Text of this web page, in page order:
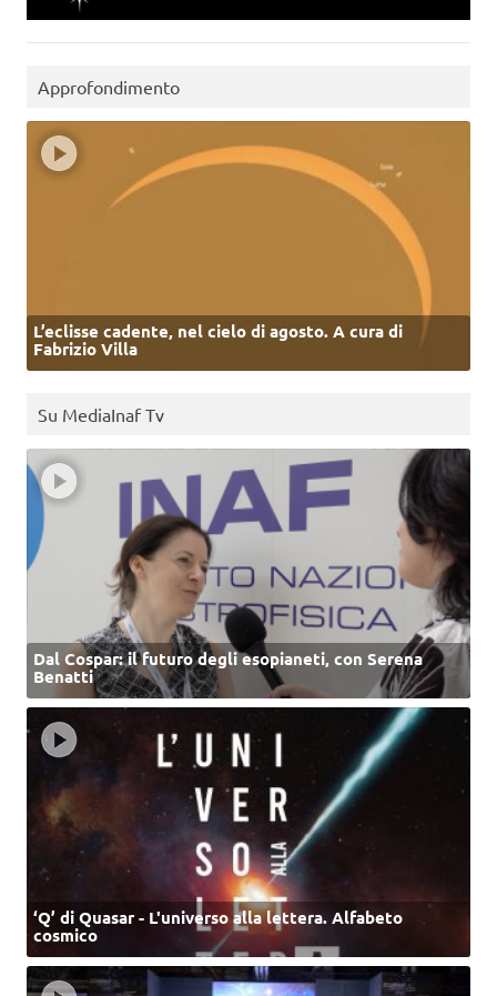
Approfondimento
L’eclisse cadente, nel cielo di agosto. A cura di
Fabrizio Villa
Su MediaInaf Tv
Dal Cospar: il futuro degli esopianeti, con Serena
Benatti
‘Q’ di Quasar - L'universo alla lettera. Alfabeto
cosmico